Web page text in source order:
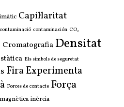
Capil·laritat
contaminació contaminación CO₂
Cromatografia Densitat
Els símbols de seguretat
Fira Experimenta
Forces de contacte Força
inèrcia